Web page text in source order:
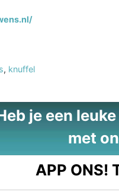
, knuffel
je een
met
APP ONS!